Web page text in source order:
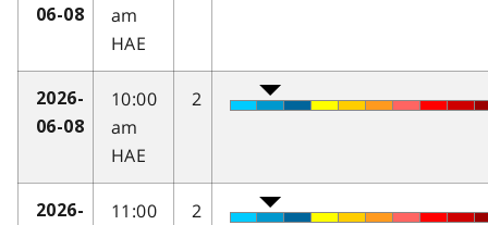
06-08
am
HAE
2026-
06-08
10:00
am
HAE
2
2026-
11:00
2